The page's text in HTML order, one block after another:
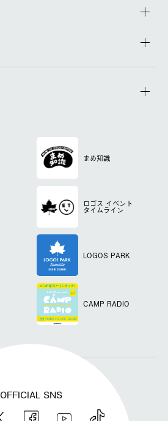
まめ知識
ロゴス イベント
タイムライン
LOGOS PARK
CAMP RADIO
OFFICIAL SNS